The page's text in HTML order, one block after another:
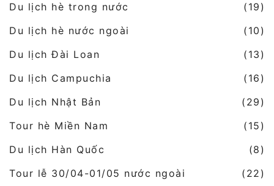
Du lịch hè trong nước
(19)
Du lịch hè nước ngoài
(10)
Du lịch Đài Loan
(13)
Du lịch Campuchia
(16)
Du lịch Nhật Bản
(29)
Tour hè Miền Nam
(15)
Du lịch Hàn Quốc
(8)
Tour lễ 30/04-01/05 nước ngoài
(22)